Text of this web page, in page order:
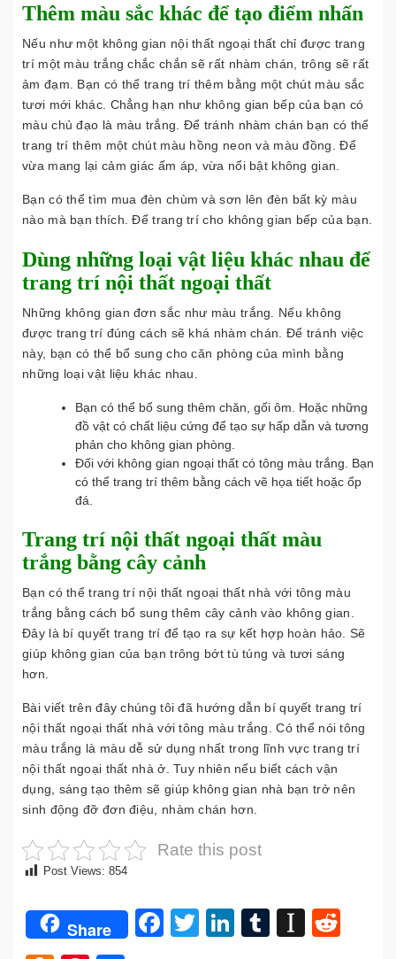
Thêm màu sắc khác để tạo điểm nhấn
Nếu như một không gian nội thất ngoại thất chỉ được trang
trí một màu trắng chắc chắn sẽ rất nhàm chán, trông sẽ rất
ảm đạm. Bạn có thể trang trí thêm bằng một chút màu sắc
tươi mới khác. Chẳng hạn như không gian bếp của bạn có
màu chủ đạo là màu trắng. Để tránh nhàm chán bạn có thể
trang trí thêm một chút màu hồng neon và màu đồng. Để
vừa mang lại cảm giác ấm áp, vừa nổi bật không gian.
Bạn có thể tìm mua đèn chùm và sơn lên đèn bất kỳ màu
nào mà bạn thích. Để trang trí cho không gian bếp của bạn.
Dùng những loại vật liệu khác nhau để
trang trí nội thất ngoại thất
Những không gian đơn sắc như màu trắng. Nếu không
được trang trí đúng cách sẽ khá nhàm chán. Để tránh việc
này, bạn có thể bổ sung cho căn phòng của mình bằng
những loại vật liệu khác nhau.
Bạn có thể bổ sung thêm chăn, gối ôm. Hoặc những
đồ vật có chất liệu cứng để tạo sự hấp dẫn và tương
phản cho không gian phòng.
Đối với không gian ngoại thất có tông màu trắng. Bạn
có thể trang trí thêm bằng cách vẽ họa tiết hoặc ốp
đá.
Trang trí nội thất ngoại thất màu
trắng bằng cây cảnh
Bạn có thể trang trí nội thất ngoại thất nhà với tông màu
trắng bằng cách bổ sung thêm cây cảnh vào không gian.
Đây là bí quyết trang trí để tạo ra sự kết hợp hoàn hảo. Sẽ
giúp không gian của bạn trông bớt tù túng và tươi sáng
hơn.
Bài viết trên đây chúng tôi đã hướng dẫn bí quyết trang trí
nội thất ngoại thất nhà với tông màu trắng. Có thể nói tông
màu trắng là màu dễ sử dụng nhất trong lĩnh vực trang trí
nội thất ngoại thất nhà ở. Tuy nhiên nếu biết cách vận
dụng, sáng tạo thêm sẽ giúp không gian nhà bạn trở nên
sinh động đỡ đơn điệu, nhàm chán hơn.
Rate this post
Post Views: 854
Share Facebook
TwitterLinkedIn
Tumblr